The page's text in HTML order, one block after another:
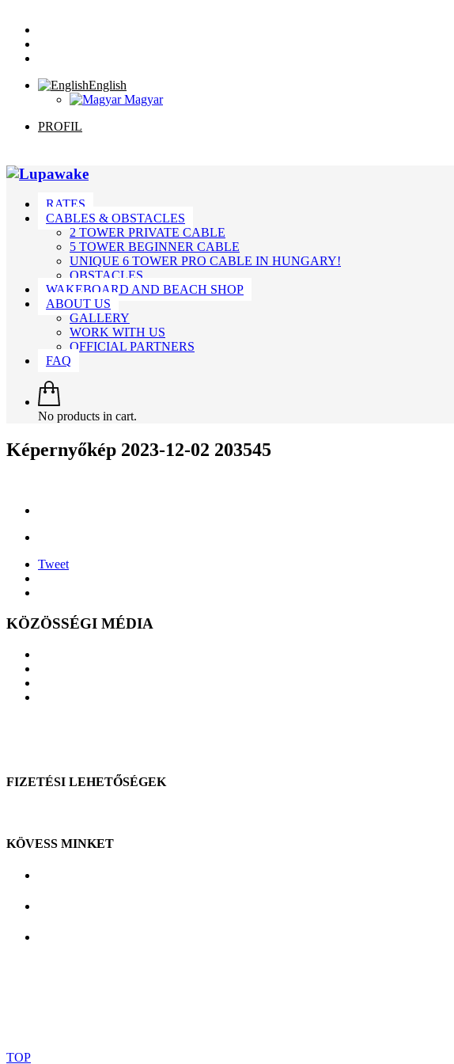
English
Magyar
PROFIL
RATES
CABLES & OBSTACLES
2 TOWER PRIVATE CABLE
5 TOWER BEGINNER CABLE
UNIQUE 6 TOWER PRO CABLE IN HUNGARY!
OBSTACLES
WAKEBOARD AND BEACH SHOP
ABOUT US
GALLERY
WORK WITH US
OFFICIAL PARTNERS
FAQ
No products in cart.
Képernyőkép 2023-12-02 203545
Tweet
KÖZÖSSÉGI MÉDIA
FIZETÉSI LEHETŐSÉGEK
KÖVESS MINKET
TOP